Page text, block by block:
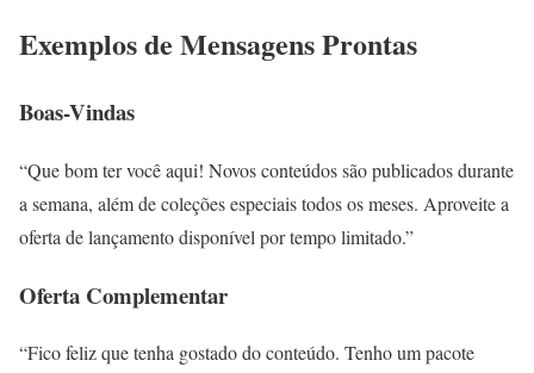
Exemplos de Mensagens Prontas
Boas-Vindas
“Que bom ter você aqui! Novos conteúdos são publicados durante
a semana, além de coleções especiais todos os meses. Aproveite a
oferta de lançamento disponível por tempo limitado.”
Oferta Complementar
“Fico feliz que tenha gostado do conteúdo. Tenho um pacote